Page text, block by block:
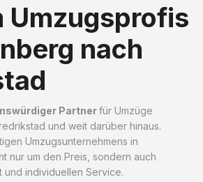
Umzugsprofis
nach
Partnerfür Umzüge
und weit darüber hinaus.
Umzugsunternehmens in
nur um den Preis, sondern auch
und individuellen Service.